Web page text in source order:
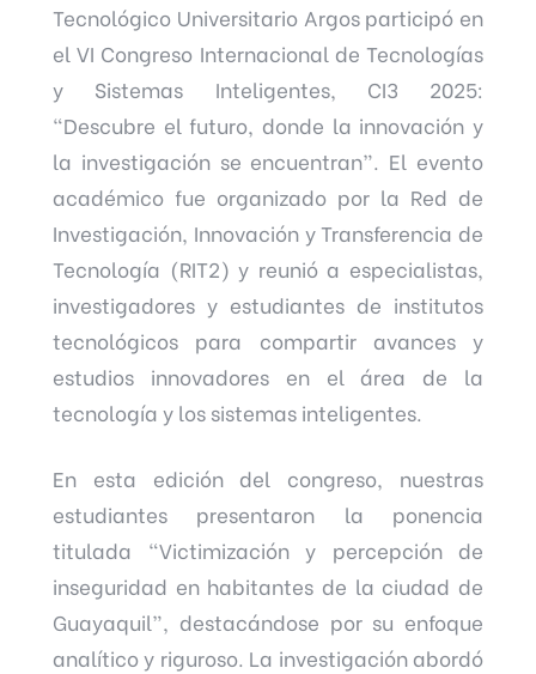
Tecnológico Universitario Argos participó en
el VI Congreso Internacional de Tecnologías
y Sistemas Inteligentes, CI3 2025:
“Descubre el futuro, donde la innovación y
la investigación se encuentran”. El evento
académico fue organizado por la Red de
Investigación, Innovación y Transferencia de
Tecnología (RIT2) y reunió a especialistas,
investigadores y estudiantes de institutos
tecnológicos para compartir avances y
estudios innovadores en el área de la
tecnología y los sistemas inteligentes.
En esta edición del congreso, nuestras
estudiantes presentaron la ponencia
titulada “Victimización y percepción de
inseguridad en habitantes de la ciudad de
Guayaquil”, destacándose por su enfoque
analítico y riguroso. La investigación abordó